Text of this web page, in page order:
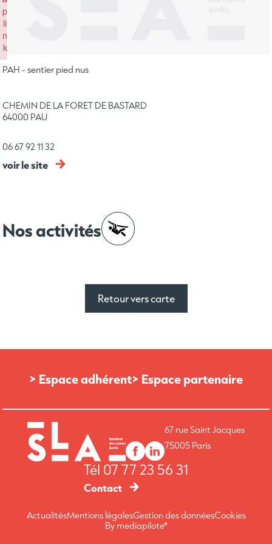
PAH - sentier pied nus
CHEMIN DE LA FORET DE BASTARD
64000 PAU
06 67 92 11 32
voir le site
Nos activités
Retour vers carte
> Espace adhérent> Espace partenaire
67 rue Saint Jacques
75005 Paris
Tél 07 77 23 56 31
Contact
ActualitésMentions légalesGestion des donnéesCookies
By mediapilote*
p
li
n
k
to initialize plugin: wplink